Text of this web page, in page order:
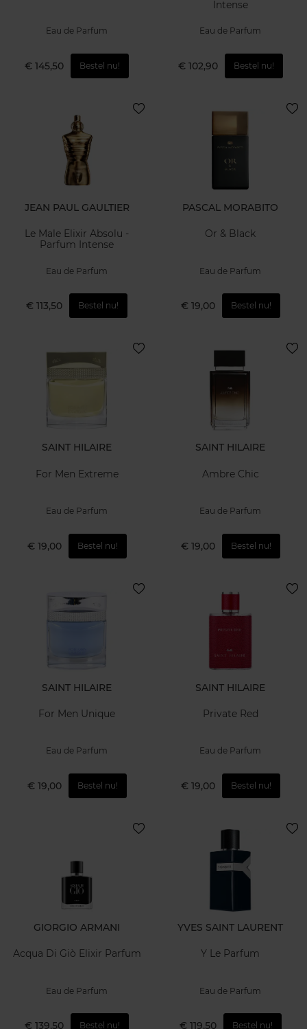
Eau de Parfum
€ 145,50 Bestel nu!
Intense
Eau de Parfum
€ 102,90 Bestel nu!
JEAN PAUL GAULTIER
Le Male Elixir Absolu -
Parfum Intense
Eau de Parfum
€ 113,50 Bestel nu!
PASCAL MORABITO
Or & Black
Eau de Parfum
€ 19,00 Bestel nu!
SAINT HILAIRE
For Men Extreme
Eau de Parfum
€ 19,00 Bestel nu!
SAINT HILAIRE
Ambre Chic
Eau de Parfum
€ 19,00 Bestel nu!
SAINT HILAIRE
For Men Unique
Eau de Parfum
€ 19,00 Bestel nu!
SAINT HILAIRE
Private Red
Eau de Parfum
€ 19,00 Bestel nu!
GIORGIO ARMANI
Acqua Di Giò Elixir Parfum
Eau de Parfum
€ 139,50 Bestel nu!
YVES SAINT LAURENT
Y Le Parfum
Eau de Parfum
€ 119,50 Bestel nu!